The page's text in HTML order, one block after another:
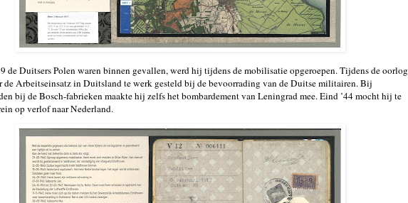
de Duitsers Polen waren binnen gevallen, werd hij tijdens de mobilisatie opgeroepen. Tijdens de oorlog
de Arbeitseinsatz in Duitsland te werk gesteld bij de bevoorrading van de Duitse militairen. Bij
bij de Bosch-fabrieken maakte hij zelfs het bombardement van Leningrad mee. Eind ’44 mocht hij te
op verlof naar Nederland.